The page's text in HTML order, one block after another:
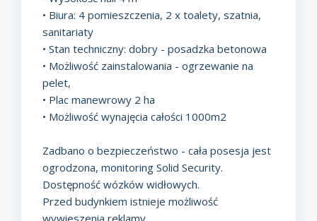
• Biura: 4 pomieszczenia, 2 x toalety, szatnia,
sanitariaty
• Stan techniczny: dobry - posadzka betonowa
• Możliwość zainstalowania - ogrzewanie na
pelet,
• Plac manewrowy 2 ha
• Możliwość wynajęcia całości 1000m2
Zadbano o bezpieczeństwo - cała posesja jest
ogrodzona, monitoring Solid Security.
Dostępność wózków widłowych.
Przed budynkiem istnieje możliwość
wywieszenia reklamy.